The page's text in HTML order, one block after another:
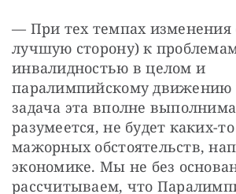
— При тех темпах изменения
лучшую сторону) к
инвалидностью в целом и
паралимпийскому движению
задача эта вполне
разумеется, не будет каких-
мажорных обстоятельств,
экономике. Мы не без
рассчитываем, что